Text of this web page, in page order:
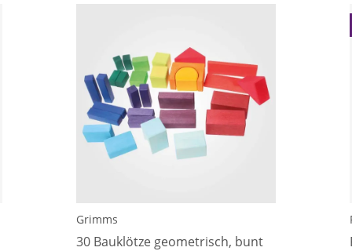
Grimms
30 Bauklötze geometrisch, bunt